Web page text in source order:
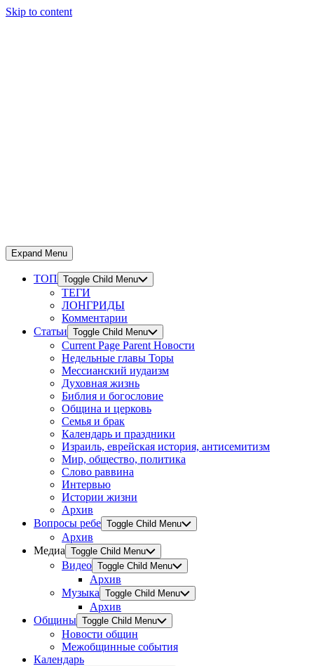
Skip to content
Expand Menu
ТОП Toggle Child Menu
ТЕГИ
ЛОНГРИДЫ
Комментарии
Статьи Toggle Child Menu
Current Page Parent Новости
Недельные главы Торы
Мессианский иудаизм
Духовная жизнь
Библия и богословие
Община и церковь
Семья и брак
Календарь и праздники
Израиль, еврейская история, антисемитизм
Мир, общество, политика
Слово раввина
Интервью
Истории жизни
Архив
Вопросы ребе Toggle Child Menu
Архив
Медиа Toggle Child Menu
Видео Toggle Child Menu
Архив
Музыка Toggle Child Menu
Архив
Общины Toggle Child Menu
Новости общин
Межобщинные события
Календарь